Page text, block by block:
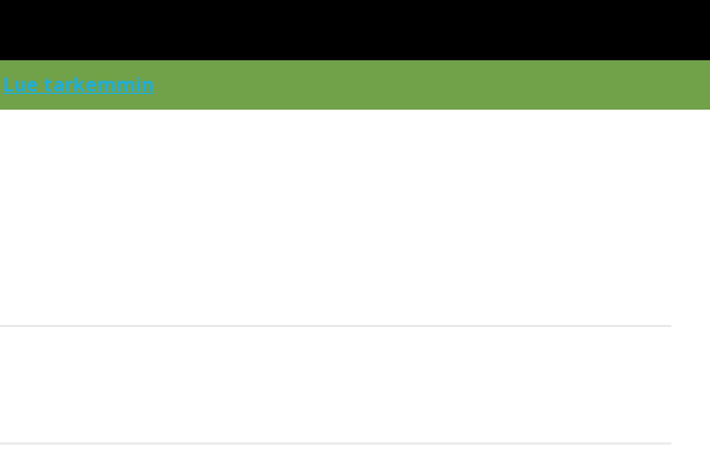
Lue tarkemmin